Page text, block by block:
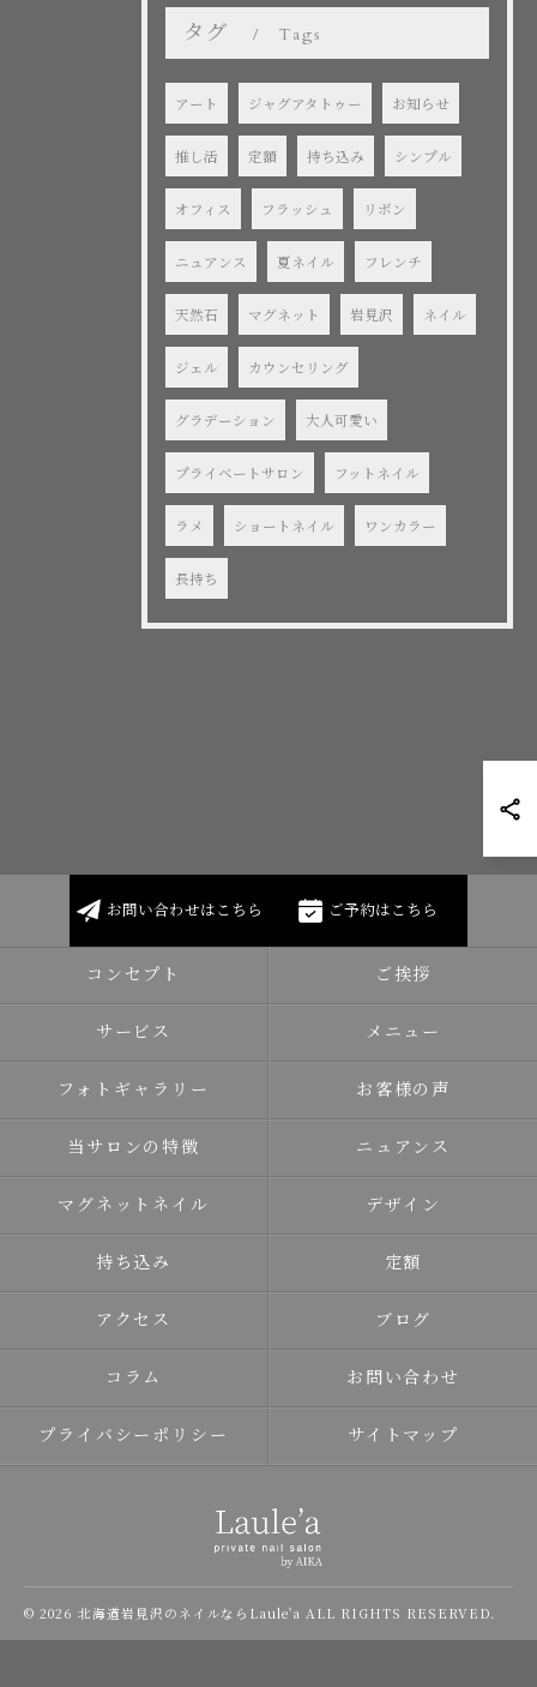
タグ Tags
アート ジャグアタトゥー お知らせ
推し活 定額 持ち込み シンプル
オフィス フラッシュ リボン
ニュアンス 夏ネイル フレンチ
天然石 マグネット 岩見沢 ネイル
ジェル カウンセリング
グラデーション 大人可愛い
プライベートサロン フットネイル
ラメ ショートネイル ワンカラー
長持ち
お問い合わせはこちら ご予約はこちら
コンセプト ご挨拶
サービス メニュー
フォトギャラリー お客様の声
当サロンの特徴 ニュアンス
マグネットネイル デザイン
持ち込み 定額
アクセス ブログ
コラム お問い合わせ
プライバシーポリシー サイトマップ
© 2026 北海道岩見沢のネイルならLaule'a ALL RIGHTS RESERVED.